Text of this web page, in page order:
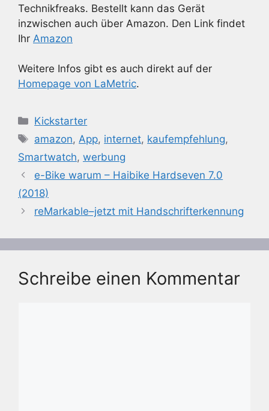
Technikfreaks. Bestellt kann das Gerät
inzwischen auch über Amazon. Den Link findet
Ihr Amazon
Weitere Infos gibt es auch direkt auf der
Homepage von LaMetric.
Kategorien
Kickstarter
Schlagwörter
amazon,App, internet, kaufempfehlung,
Smartwatch, werbung
e-Bike warum – Haibike Hardseven 7.0
(2018)
reMarkable–jetzt mit Handschrifterkennung
Schreibe einen Kommentar